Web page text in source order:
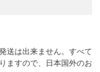
送は出来ません。すべて
ますので、日本国外のお